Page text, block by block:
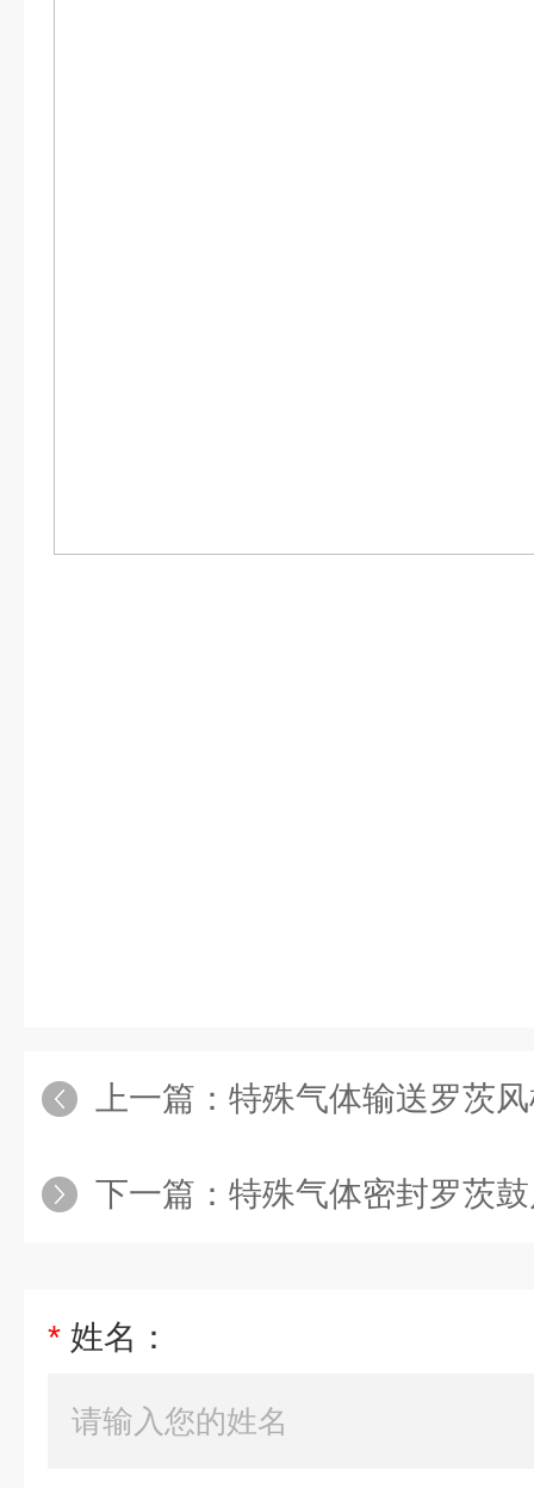
上一篇： 特殊气体输送罗茨
下一篇： 特殊气体密封罗茨
* 姓名：